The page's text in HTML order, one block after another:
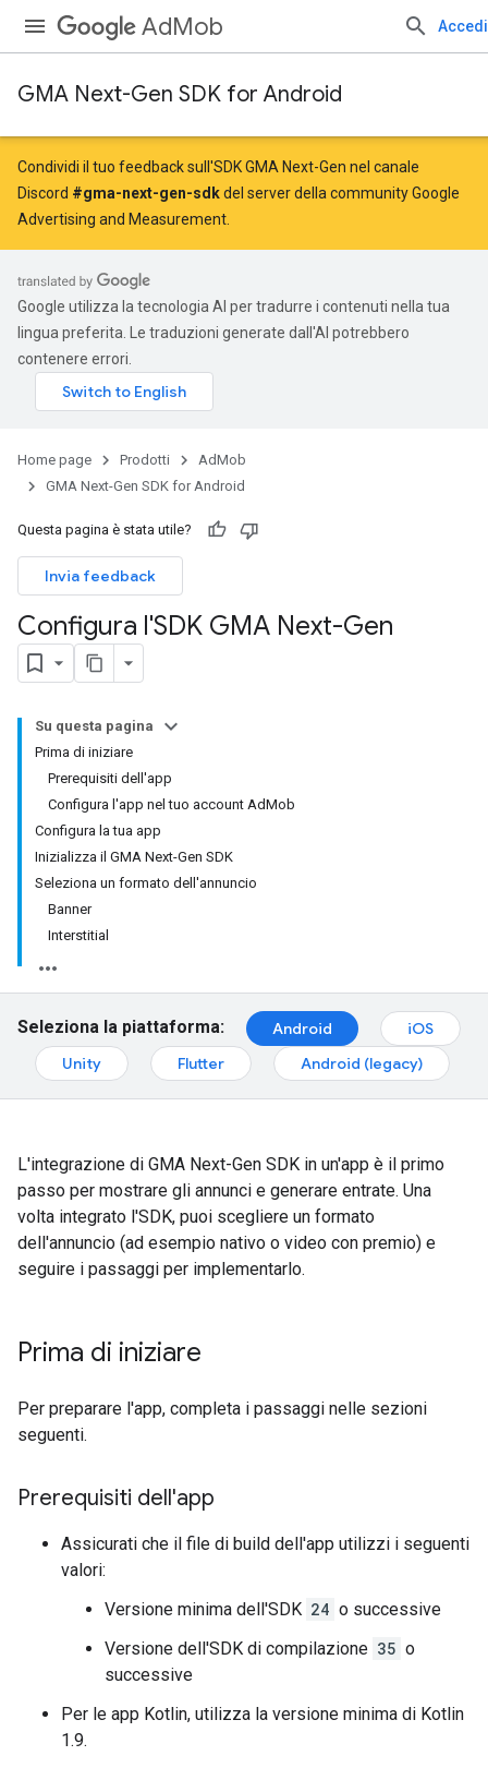
AdMob Accedi
GMA Next-Gen SDK for Android
Condividi il tuo feedback sull'SDK GMA Next-Gen nel canale
Discord #gma-next-gen-sdkdel server della community Google
Advertising and Measurement.
Google utilizza la tecnologia AI per tradurre i contenuti nella tua
lingua preferita. Le traduzioni generate dall'AI potrebbero
contenere errori.
Home page Prodotti
AdMob
GMA Next-Gen SDK for Android
Questa pagina è stata utile?
Invia feedback
Configura l'SDK GMA Next-Gen
Su questa pagina
Prima di iniziare
Prerequisiti dell'app
Configura l'app nel tuo account AdMob
Configura la tua app
Inizializza il GMA Next-Gen SDK
Seleziona un formato dell'annuncio
Banner
Interstitial
Seleziona la piattaforma: Android
iOS
Unity
Flutter Android (legacy)
L'integrazione di GMA Next-Gen SDK in un'app è il primo
passo per mostrare gli annunci e generare entrate. Una
volta integrato l'SDK, puoi scegliere un formato
dell'annuncio (ad esempio nativo o video con premio) e
seguire i passaggi per implementarlo.
Prima di iniziare
Per preparare l'app, completa i passaggi nelle sezioni
seguenti.
Prerequisiti dell'app
Assicurati che il file di build dell'app utilizzi i seguenti
valori:
Versione minima dell'SDK 24 o successive
Versione dell'SDK di compilazione 35 o
successive
Per le app Kotlin, utilizza la versione minima di Kotlin
1.9.